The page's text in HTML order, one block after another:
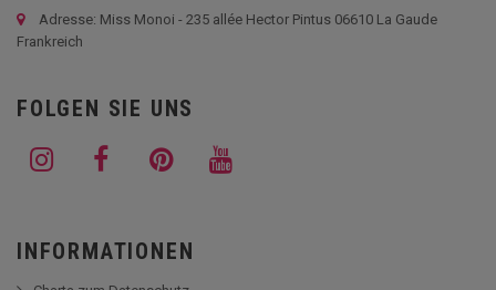
Adresse: Miss Monoi - 235 allée Hector Pintus 06610 La Gaude
Frankreich
FOLGEN SIE UNS
INFORMATIONEN